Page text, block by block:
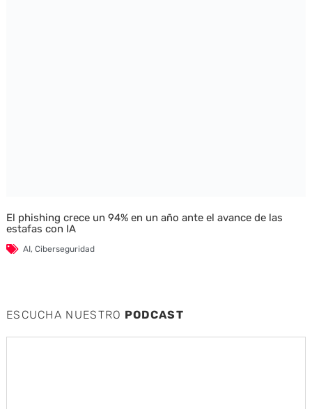
El phishing crece un 94% en un año ante el avance de las
estafas con IA
AI, Ciberseguridad
ESCUCHA NUESTRO PODCAST